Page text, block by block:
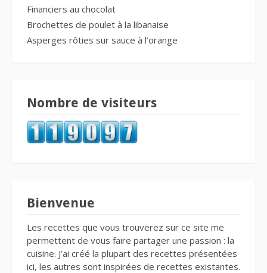
Financiers au chocolat
Brochettes de poulet à la libanaise
Asperges rôties sur sauce à l’orange
Nombre de visiteurs
Bienvenue
Les recettes que vous trouverez sur ce site me
permettent de vous faire partager une passion : la
cuisine. J’ai créé la plupart des recettes présentées
ici, les autres sont inspirées de recettes existantes.